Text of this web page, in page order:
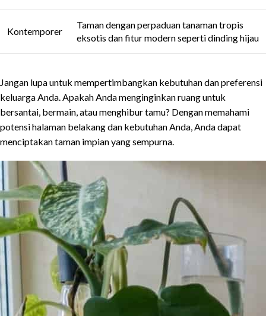
Kontemporer
Taman dengan perpaduan tanaman tropis
eksotis dan fitur modern seperti dinding hijau
Jangan lupa untuk mempertimbangkan kebutuhan dan preferensi
keluarga Anda. Apakah Anda menginginkan ruang untuk
bersantai, bermain, atau menghibur tamu? Dengan memahami
potensi halaman belakang dan kebutuhan Anda, Anda dapat
menciptakan taman impian yang sempurna.